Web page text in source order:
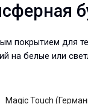
покрытием для
на белые или
Magic Touch